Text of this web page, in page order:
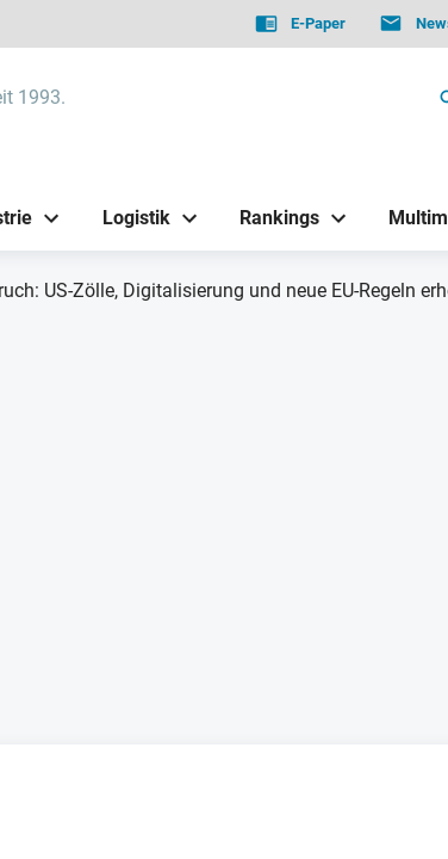
E-Paper
1993.
Logistik Rankings
US-Zölle, Digitalisierung und neue EU-Regeln